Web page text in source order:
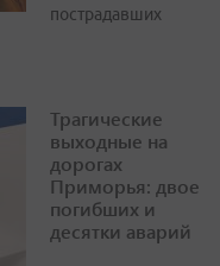
пострадавших
Трагические
выходные на
дорогах
Приморья: двое
погибших и
десятки аварий